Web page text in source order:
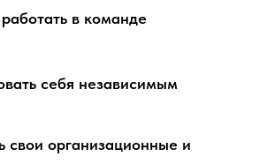
работать в команде
себя независимым
свои организационные и